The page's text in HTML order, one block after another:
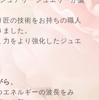
の技術をお持ちの職人
した。
をより強化したジュエ
、
ネルギーの波長をみ